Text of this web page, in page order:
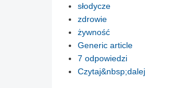
słodycze
zdrowie
żywność
Generic article
7 odpowiedzi
Czytaj&nbsp;dalej